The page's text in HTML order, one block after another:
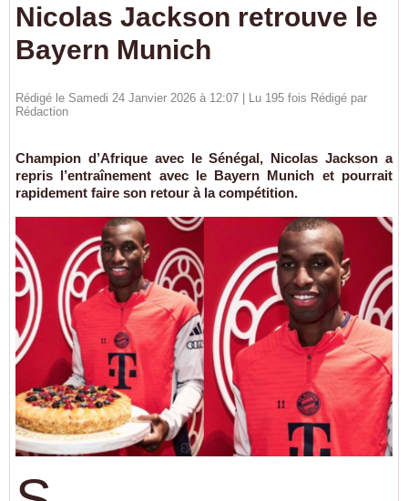
Nicolas Jackson retrouve le
Bayern Munich
Rédigé le Samedi 24 Janvier 2026 à 12:07 | Lu 195 fois Rédigé par
Rédaction
Champion d’Afrique avec le Sénégal, Nicolas Jackson a
repris l’entraînement avec le Bayern Munich et pourrait
rapidement faire son retour à la compétition.